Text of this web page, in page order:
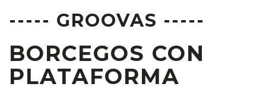
----- GROOVAS -----
BORCEGOS CON
PLATAFORMA